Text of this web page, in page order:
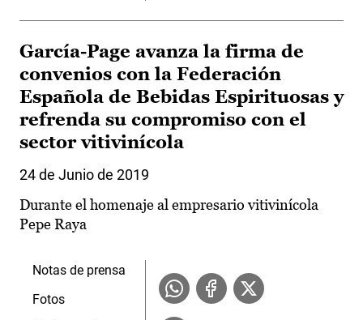
García-Page avanza la firma de
convenios con la Federación
Española de Bebidas Espirituosas y
refrenda su compromiso con el
sector vitivinícola
24 de Junio de 2019
Durante el homenaje al empresario vitivinícola
Pepe Raya
Notas de prensa
Fotos